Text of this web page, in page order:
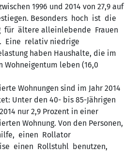
1996 und 2014 von 27,9 auf
Besonders hoch ist die
für ältere alleinlebende Frauen
Eine relativ niedrige
haben Haushalte, die im
Wohneigentum leben (16,0
Wohnungen sind im Jahr 2014
Unter den 40- bis 85-Jährigen
nur 2,9 Prozent in einer
Wohnung. Von den Personen,
einen Rollator
einen Rollstuhl benutzen,